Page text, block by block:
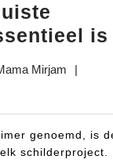
is
MirjamMama
|
genoemd, is
schilderproject.